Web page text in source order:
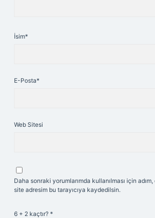
İsim*
E-Posta*
Web Sitesi
Daha sonraki yorumlarımda kullanılması için
site adresim bu tarayıcıya kaydedilsin.
6 + 2 kaçtır? *